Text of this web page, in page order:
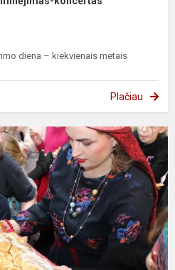
diena – kiekvienais metais
Plačiau